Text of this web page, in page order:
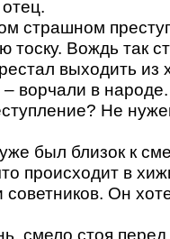
страшном
тоску. Вождь так
выходить из
ворчали в
Не
был близок к
происходит в
советников. Он
смело стоя